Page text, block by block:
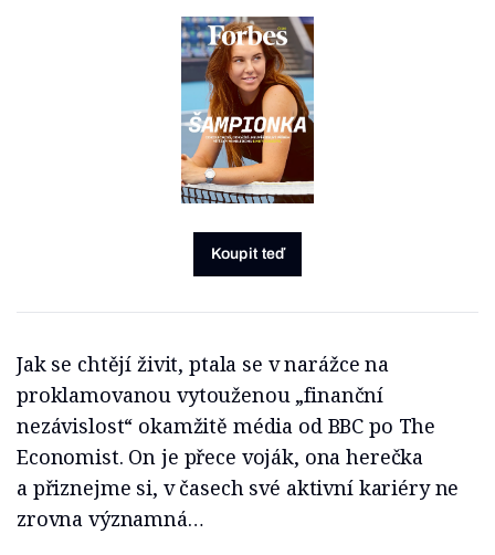
Koupit teď
Jak se chtějí živit, ptala se v narážce na
proklamovanou vytouženou „finanční
nezávislost“ okamžitě média od BBC po The
Economist. On je přece voják, ona herečka
a přiznejme si, v časech své aktivní kariéry ne
zrovna významná…